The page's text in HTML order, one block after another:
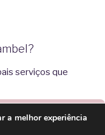
serviços que
a melhor experiência